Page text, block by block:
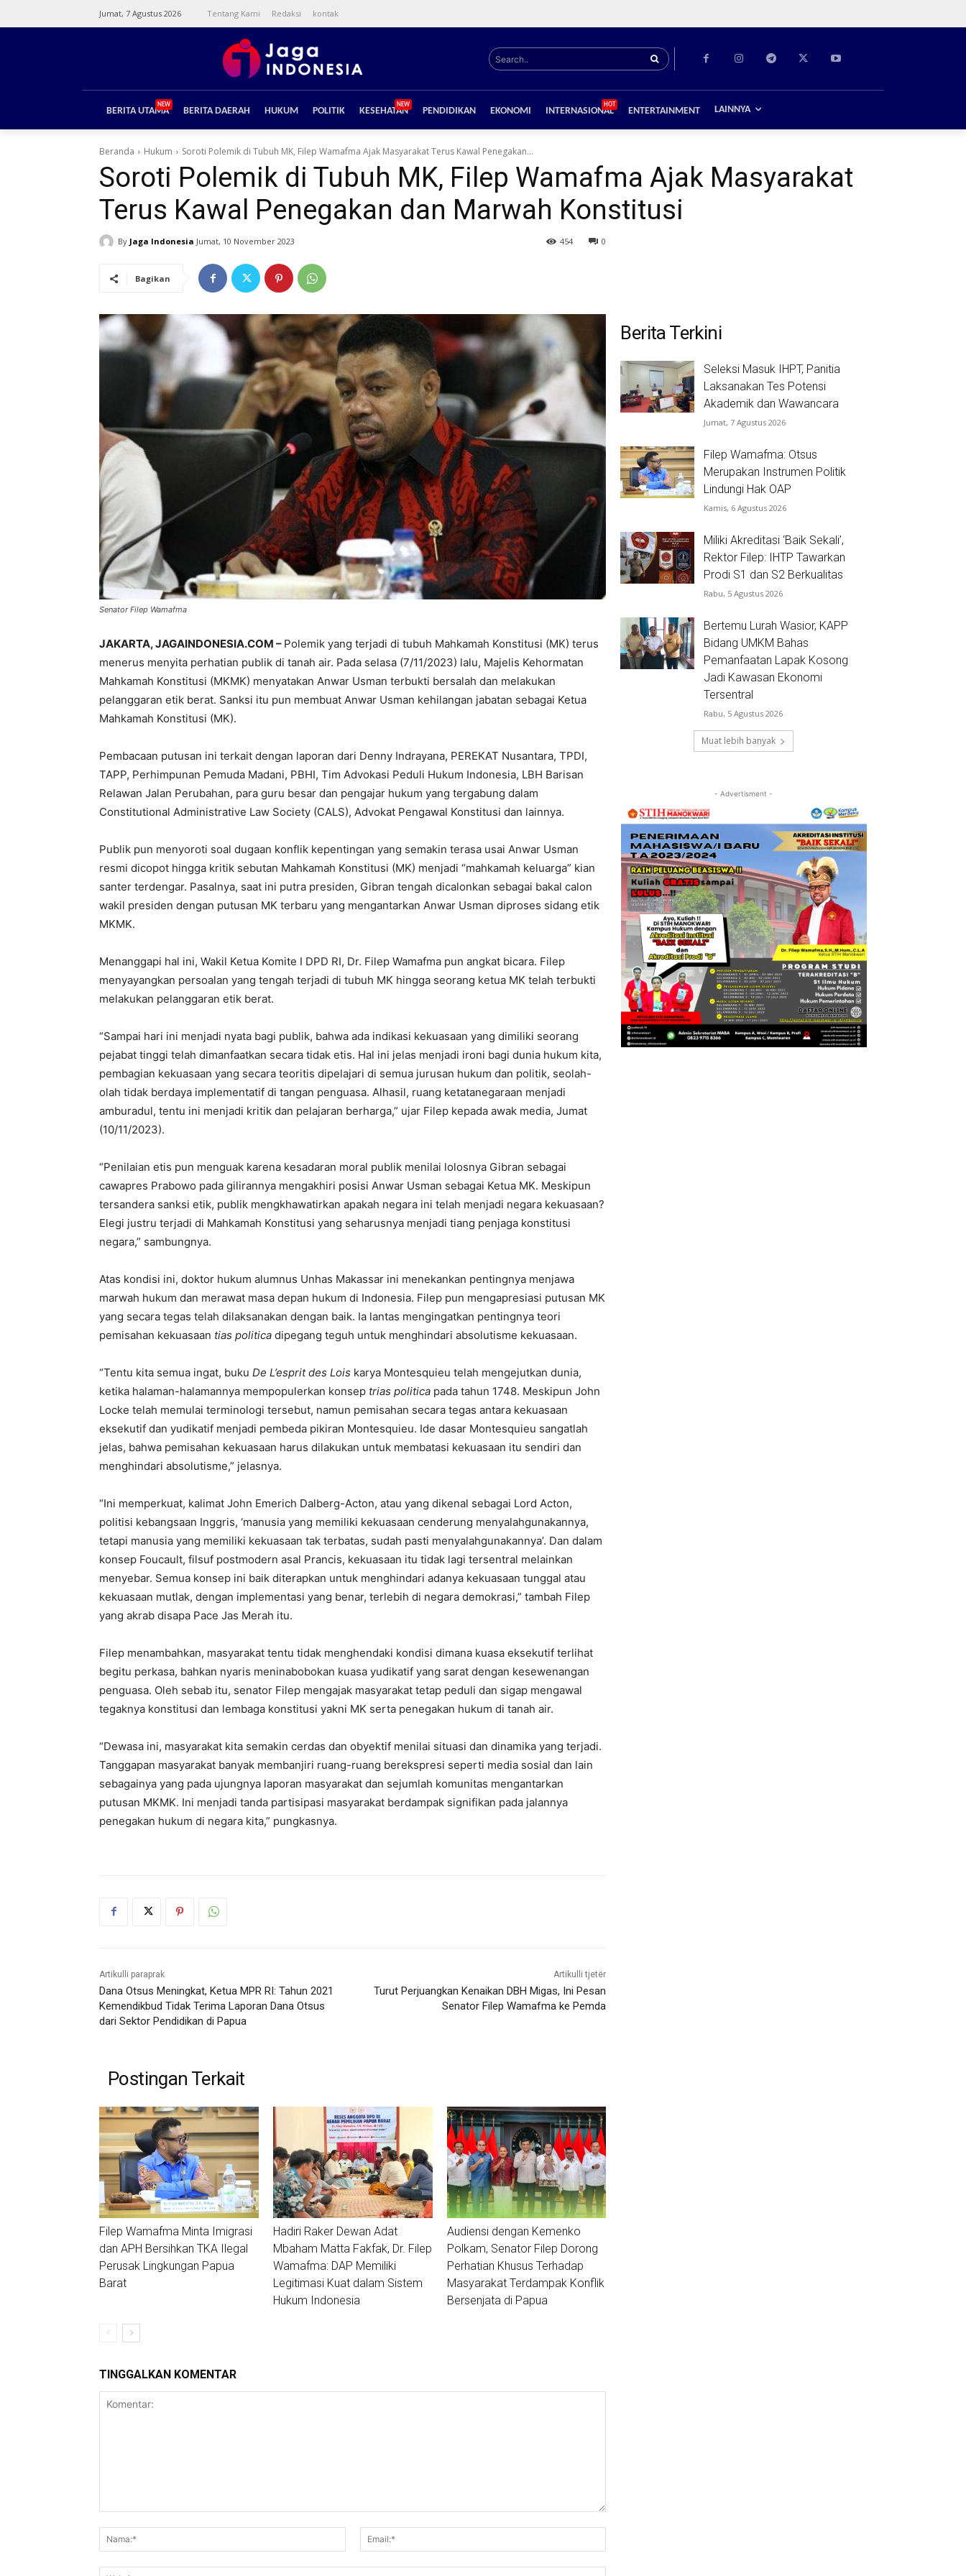
Jumat, 7 Agustus 2026 Tentang Kami Redaksi kontak
Search..
BERITA UTAMA
NEW
BERITA DAERAH HUKUM POLITIK KESEHATAN
NEW
PENDIDIKAN EKONOMI INTERNASIONAL
HOT
ENTERTAINMENT LAINNYA
Beranda Hukum Soroti Polemik di Tubuh MK, Filep Wamafma Ajak Masyarakat Terus Kawal Penegakan...
Soroti Polemik di Tubuh MK, Filep Wamafma Ajak Masyarakat
Terus Kawal Penegakan dan Marwah Konstitusi
By Jaga Indonesia Jumat, 10 November 2023 0
454
Bagikan
Senator Filep Wamafma
JAKARTA, JAGAINDONESIA.COM – Polemik yang terjadi di tubuh Mahkamah Konstitusi (MK) terus
menerus menyita perhatian publik di tanah air. Pada selasa (7/11/2023) lalu, Majelis Kehormatan
Mahkamah Konstitusi (MKMK) menyatakan Anwar Usman terbukti bersalah dan melakukan
pelanggaran etik berat. Sanksi itu pun membuat Anwar Usman kehilangan jabatan sebagai Ketua
Mahkamah Konstitusi (MK).
Pembacaan putusan ini terkait dengan laporan dari Denny Indrayana, PEREKAT Nusantara, TPDI,
TAPP, Perhimpunan Pemuda Madani, PBHI, Tim Advokasi Peduli Hukum Indonesia, LBH Barisan
Relawan Jalan Perubahan, para guru besar dan pengajar hukum yang tergabung dalam
Constitutional Administrative Law Society (CALS), Advokat Pengawal Konstitusi dan lainnya.
Publik pun menyoroti soal dugaan konflik kepentingan yang semakin terasa usai Anwar Usman
resmi dicopot hingga kritik sebutan Mahkamah Konstitusi (MK) menjadi “mahkamah keluarga” kian
santer terdengar. Pasalnya, saat ini putra presiden, Gibran tengah dicalonkan sebagai bakal calon
wakil presiden dengan putusan MK terbaru yang mengantarkan Anwar Usman diproses sidang etik
MKMK.
Menanggapi hal ini, Wakil Ketua Komite I DPD RI, Dr. Filep Wamafma pun angkat bicara. Filep
menyayangkan persoalan yang tengah terjadi di tubuh MK hingga seorang ketua MK telah terbukti
melakukan pelanggaran etik berat.
“Sampai hari ini menjadi nyata bagi publik, bahwa ada indikasi kekuasaan yang dimiliki seorang
pejabat tinggi telah dimanfaatkan secara tidak etis. Hal ini jelas menjadi ironi bagi dunia hukum kita,
pembagian kekuasaan yang secara teoritis dipelajari di semua jurusan hukum dan politik, seolah-
olah tidak berdaya implementatif di tangan penguasa. Alhasil, ruang ketatanegaraan menjadi
amburadul, tentu ini menjadi kritik dan pelajaran berharga,” ujar Filep kepada awak media, Jumat
(10/11/2023).
“Penilaian etis pun menguak karena kesadaran moral publik menilai lolosnya Gibran sebagai
cawapres Prabowo pada gilirannya mengakhiri posisi Anwar Usman sebagai Ketua MK. Meskipun
tersandera sanksi etik, publik mengkhawatirkan apakah negara ini telah menjadi negara kekuasaan?
Elegi justru terjadi di Mahkamah Konstitusi yang seharusnya menjadi tiang penjaga konstitusi
negara,” sambungnya.
Atas kondisi ini, doktor hukum alumnus Unhas Makassar ini menekankan pentingnya menjawa
marwah hukum dan merawat masa depan hukum di Indonesia. Filep pun mengapresiasi putusan MK
yang secara tegas telah dilaksanakan dengan baik. Ia lantas mengingatkan pentingnya teori
pemisahan kekuasaan tias politica dipegang teguh untuk menghindari absolutisme kekuasaan.
“Tentu kita semua ingat, buku De L’esprit des Lois karya Montesquieu telah mengejutkan dunia,
ketika halaman-halamannya mempopulerkan konsep trias politica pada tahun 1748. Meskipun John
Locke telah memulai terminologi tersebut, namun pemisahan secara tegas antara kekuasaan
eksekutif dan yudikatif menjadi pembeda pikiran Montesquieu. Ide dasar Montesquieu sangatlah
jelas, bahwa pemisahan kekuasaan harus dilakukan untuk membatasi kekuasaan itu sendiri dan
menghindari absolutisme,” jelasnya.
“Ini memperkuat, kalimat John Emerich Dalberg-Acton, atau yang dikenal sebagai Lord Acton,
politisi kebangsaan Inggris, ‘manusia yang memiliki kekuasaan cenderung menyalahgunakannya,
tetapi manusia yang memiliki kekuasaan tak terbatas, sudah pasti menyalahgunakannya’. Dan dalam
konsep Foucault, filsuf postmodern asal Prancis, kekuasaan itu tidak lagi tersentral melainkan
menyebar. Semua konsep ini baik diterapkan untuk menghindari adanya kekuasaan tunggal atau
kekuasaan mutlak, dengan implementasi yang benar, terlebih di negara demokrasi,” tambah Filep
yang akrab disapa Pace Jas Merah itu.
Filep menambahkan, masyarakat tentu tidak menghendaki kondisi dimana kuasa eksekutif terlihat
begitu perkasa, bahkan nyaris meninabobokan kuasa yudikatif yang sarat dengan kesewenangan
penguasa. Oleh sebab itu, senator Filep mengajak masyarakat tetap peduli dan sigap mengawal
tegaknya konstitusi dan lembaga konstitusi yakni MK serta penegakan hukum di tanah air.
“Dewasa ini, masyarakat kita semakin cerdas dan obyektif menilai situasi dan dinamika yang terjadi.
Tanggapan masyarakat banyak membanjiri ruang-ruang berekspresi seperti media sosial dan lain
sebagainya yang pada ujungnya laporan masyarakat dan sejumlah komunitas mengantarkan
putusan MKMK. Ini menjadi tanda partisipasi masyarakat berdampak signifikan pada jalannya
penegakan hukum di negara kita,” pungkasnya.
Artikulli paraprak
Dana Otsus Meningkat, Ketua MPR RI: Tahun 2021
Kemendikbud Tidak Terima Laporan Dana Otsus
dari Sektor Pendidikan di Papua
Artikulli tjetër
Turut Perjuangkan Kenaikan DBH Migas, Ini Pesan
Senator Filep Wamafma ke Pemda
Postingan Terkait
Filep Wamafma Minta Imigrasi
dan APH Bersihkan TKA Ilegal
Perusak Lingkungan Papua
Barat
Hadiri Raker Dewan Adat
Mbaham Matta Fakfak, Dr. Filep
Wamafma: DAP Memiliki
Legitimasi Kuat dalam Sistem
Hukum Indonesia
Audiensi dengan Kemenko
Polkam, Senator Filep Dorong
Perhatian Khusus Terhadap
Masyarakat Terdampak Konflik
Bersenjata di Papua
TINGGALKAN KOMENTAR
Nama:*
Berita Terkini
Seleksi Masuk IHPT, Panitia
Laksanakan Tes Potensi
Akademik dan Wawancara
Jumat, 7 Agustus 2026
Filep Wamafma: Otsus
Merupakan Instrumen Politik
Lindungi Hak OAP
Kamis, 6 Agustus 2026
Miliki Akreditasi ‘Baik Sekali’,
Rektor Filep: IHTP Tawarkan
Prodi S1 dan S2 Berkualitas
Rabu, 5 Agustus 2026
Bertemu Lurah Wasior, KAPP
Bidang UMKM Bahas
Pemanfaatan Lapak Kosong
Jadi Kawasan Ekonomi
Tersentral
Rabu, 5 Agustus 2026
Muat lebih banyak
- Advertisment -